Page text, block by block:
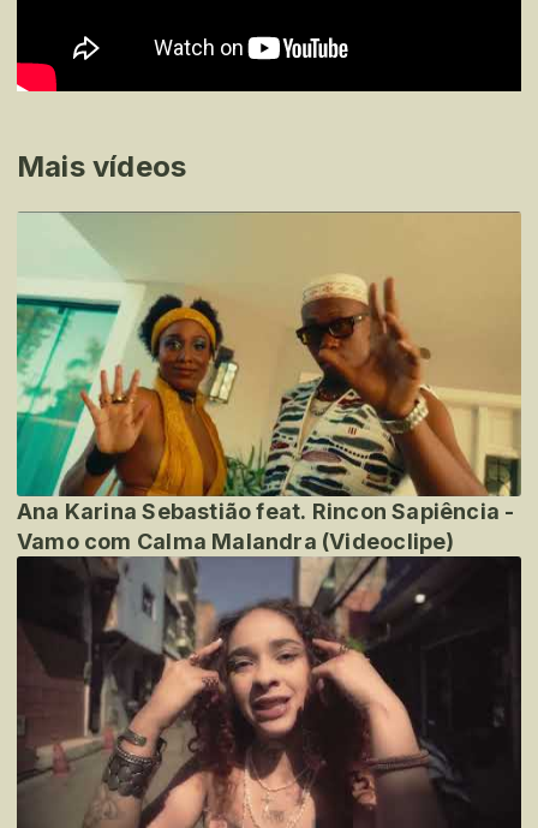
Mais vídeos
Ana Karina Sebastião feat. Rincon Sapiência -
Vamo com Calma Malandra (Videoclipe)